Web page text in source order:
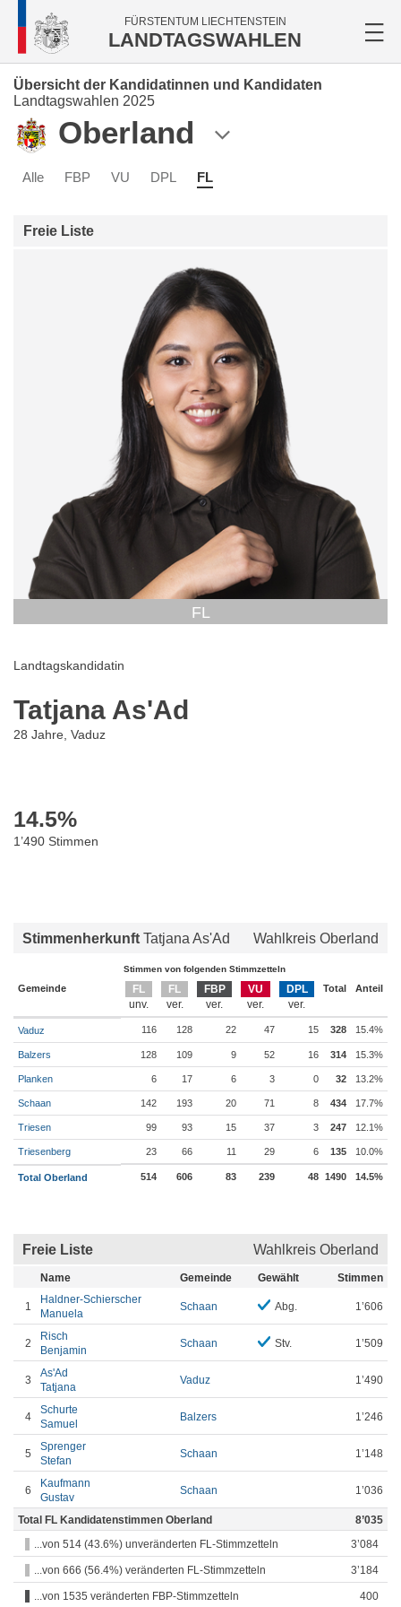
FÜRSTENTUM LIECHTENSTEIN
LANDTAGSWAHLEN
Übersicht der Kandidatinnen und Kandidaten
Landtagswahlen 2025
Oberland
Alle FBP VU DPL FL
Freie Liste
FL
Landtagskandidatin
Tatjana As'Ad
28 Jahre, Vaduz
14.5%
1’490 Stimmen
Stimmenherkunft Tatjana As'Ad Wahlkreis Oberland
Stimmen von folgenden Stimmzetteln
Gemeinde FL FL FBP VU DPL Total Anteil
Vaduz 116 128 22 47 15 328 15.4%
Balzers 128 109 9 52 16 314 15.3%
Planken 6 17 6 3 0 32 13.2%
Schaan 142 193 20 71 8 434 17.7%
Triesen 99 93 15 37 3 247 12.1%
Triesenberg 23 66 11 29 6 135 10.0%
Total Oberland 514 606 83 239 48 1490 14.5%
Freie Liste Wahlkreis Oberland
Name Gemeinde Gewählt Stimmen
1
Haldner-Schierscher
Manuela
Schaan Abg. 1’606
2
Risch
Benjamin
Schaan Stv. 1’509
3
As'Ad
Tatjana
Vaduz 1’490
4
Schurte
Samuel
Balzers 1’246
5
Sprenger
Stefan
Schaan 1’148
6
Kaufmann
Gustav
Schaan 1’036
Total FL Kandidatenstimmen Oberland
8’035
...von 514 (43.6%) unveränderten FL-Stimmzetteln
3’084
...von 666 (56.4%) veränderten FL-Stimmzetteln 3’184
...von 1535 veränderten FBP-Stimmzetteln 400